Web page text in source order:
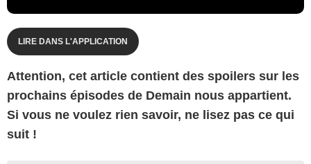
LIRE DANS L'APPLICATION
Attention, cet article contient des spoilers sur les
prochains épisodes de Demain nous appartient.
Si vous ne voulez rien savoir, ne lisez pas ce qui
suit !